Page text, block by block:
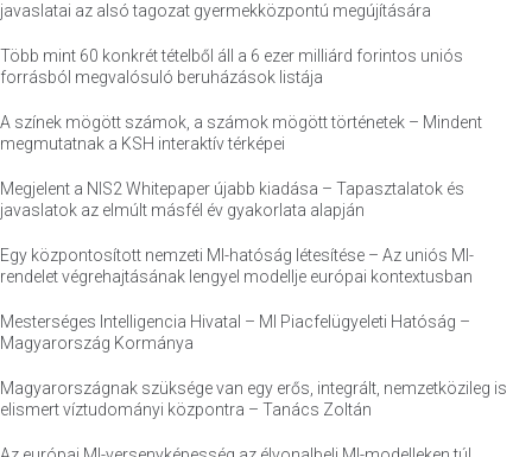
javaslatai az alsó tagozat gyermekközpontú megújítására
Több mint 60 konkrét tételből áll a 6 ezer milliárd forintos uniós
forrásból megvalósuló beruházások listája
A színek mögött számok, a számok mögött történetek – Mindent
megmutatnak a KSH interaktív térképei
Megjelent a NIS2 Whitepaper újabb kiadása – Tapasztalatok és
javaslatok az elmúlt másfél év gyakorlata alapján
Egy központosított nemzeti MI-hatóság létesítése – Az uniós MI-
rendelet végrehajtásának lengyel modellje európai kontextusban
Mesterséges Intelligencia Hivatal – MI Piacfelügyeleti Hatóság –
Magyarország Kormánya
Magyarországnak szüksége van egy erős, integrált, nemzetközileg is
elismert víztudományi központra – Tanács Zoltán